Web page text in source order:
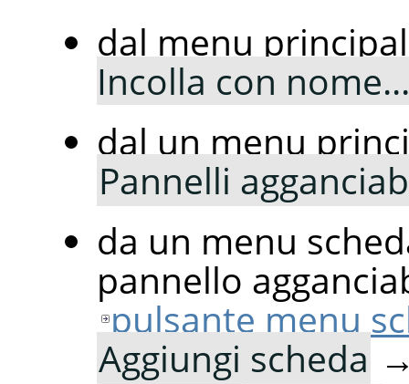
dal menu
Incolla con nome...
dal un menu
Pannelli
da un menu
pannello
pulsante menu
Aggiungi scheda